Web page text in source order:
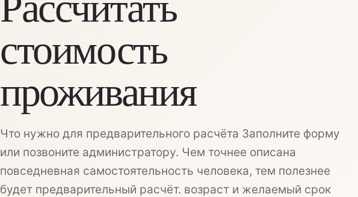
стоимость
проживания
Что нужно для предварительного расчёта Заполните форму
или позвоните администратору. Чем точнее описана
повседневная самостоятельность человека, тем полезнее
будет предварительный расчёт. возраст и желаемый срок